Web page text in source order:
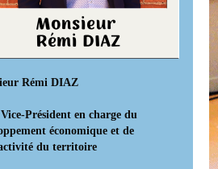
Rémi DIAZ
Président en charge du
économique et de
du territoire